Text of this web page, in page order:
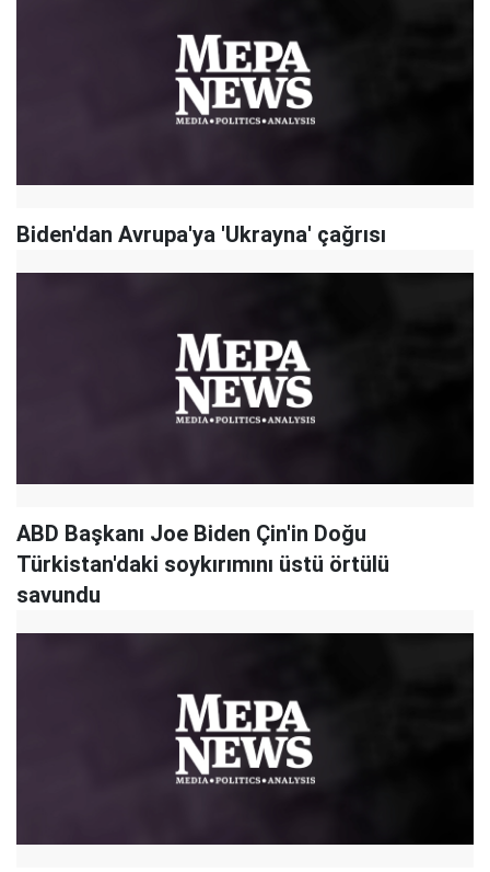
Biden'dan Avrupa'ya 'Ukrayna' çağrısı
ABD Başkanı Joe Biden Çin'in Doğu
Türkistan'daki soykırımını üstü örtülü
savundu